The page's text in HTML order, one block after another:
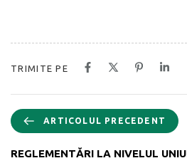
TRIMITE PE
ARTICOLUL PRECEDENT
REGLEMENTĂRI LA NIVELUL